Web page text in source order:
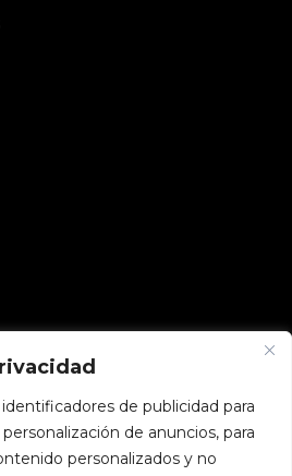
de publicidad para
de anuncios, para
personalizados y no